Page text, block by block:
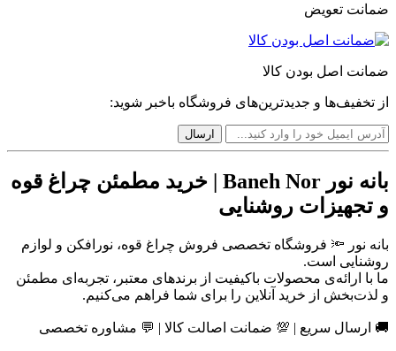
ضمانت تعویض
ضمانت اصل بودن کالا
از تخفیف‌ها و جدیدترین‌های فروشگاه باخبر شوید:
بانه نور Baneh Nor | خرید مطمئن چراغ قوه
و تجهیزات روشنایی
بانه نور 🔦 فروشگاه تخصصی فروش چراغ قوه، نورافکن و لوازم
روشنایی است.
ما با ارائه‌ی محصولات باکیفیت از برندهای معتبر، تجربه‌ای مطمئن
و لذت‌بخش از خرید آنلاین را برای شما فراهم می‌کنیم.
🚚 ارسال سریع | 💯 ضمانت اصالت کالا | 💬 مشاوره تخصصی